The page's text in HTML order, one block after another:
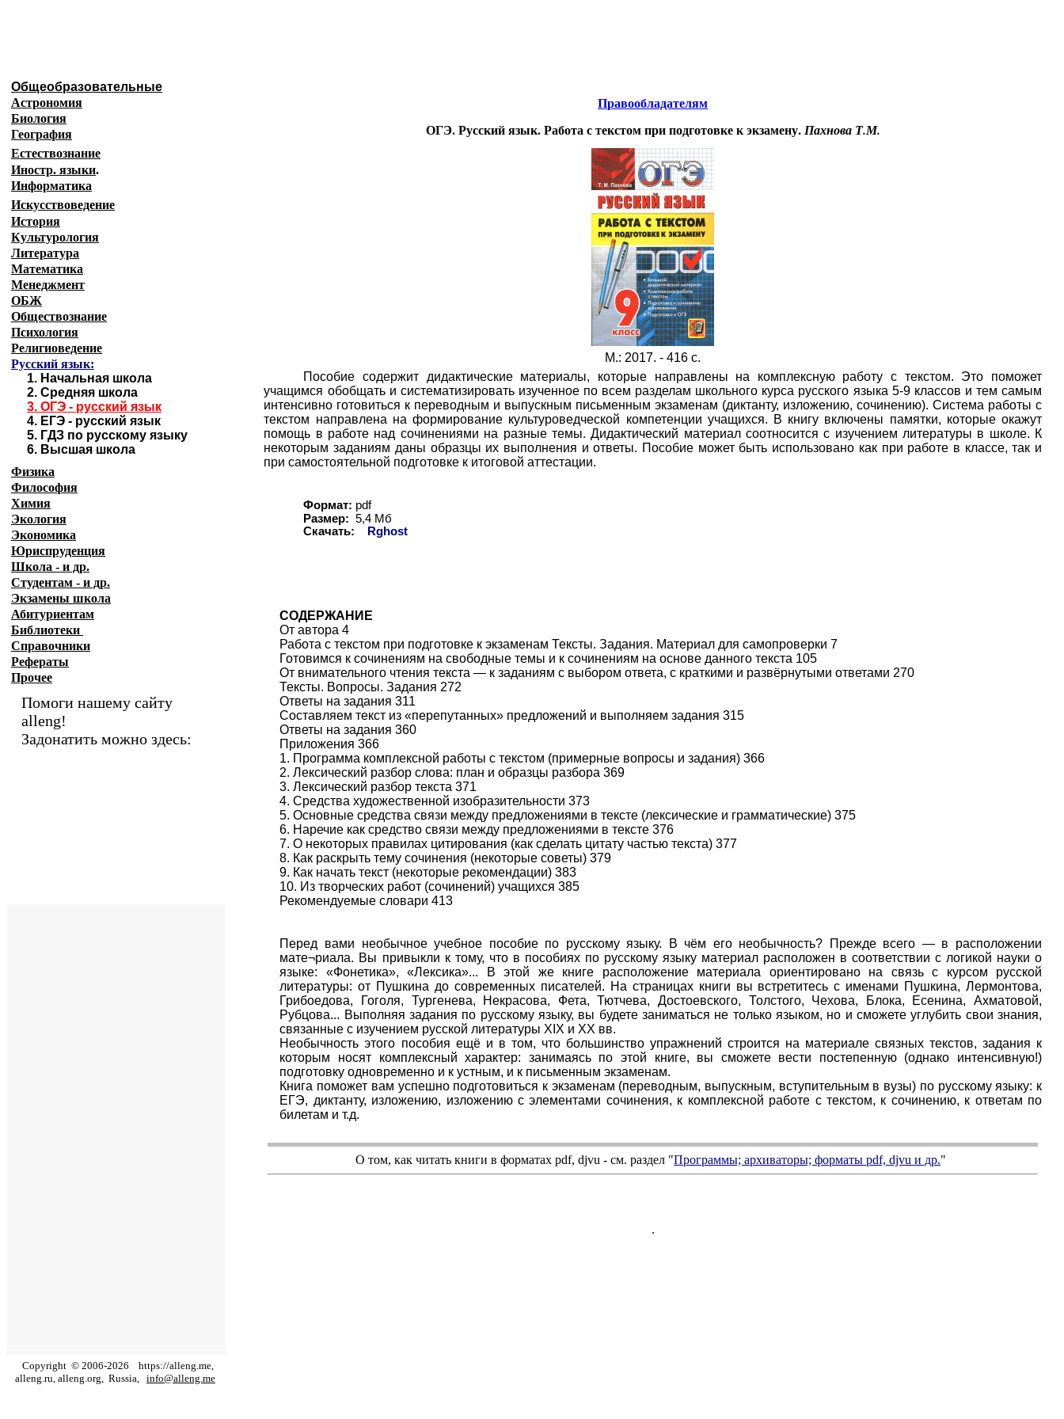
Правообладателям
ОГЭ. Русский язык. Работа с текстом при подготовке к экзамену.Пахнова Т.М.
М.: 2017. - 416 с.
Пособие содержит дидактические материалы, которые направлены на комплексную работу с текстом. Это поможет
учащимся обобщать и систематизировать изученное по всем разделам школьного курса русского языка 5-9 классов и тем самым
интенсивно готовиться к переводным и выпускным письменным экзаменам (диктанту, изложению, сочинению). Система работы с
текстом направлена на формирование культуроведческой компетенции учащихся. В книгу включены памятки, которые окажут
помощь в работе над сочинениями на разные темы. Дидактический материал соотносится с изучением литературы в школе. К
некоторым заданиям даны образцы их выполнения и ответы. Пособие может быть использовано как при работе в классе, так и
при самостоятельной подготовке к итоговой аттестации.
Формат: pdf
Размер: 5,4 Мб
Скачать:
Rghost
СОДЕРЖАНИЕ
От автора 4
Работа с текстом при подготовке к экзаменам Тексты. Задания. Материал для самопроверки 7
Готовимся к сочинениям на свободные темы и к сочинениям на основе данного текста 105
От внимательного чтения текста — к заданиям с выбором ответа, с краткими и развёрнутыми ответами 270
Тексты. Вопросы. Задания 272
Ответы на задания 311
Составляем текст из «перепутанных» предложений и выполняем задания 315
Ответы на задания 360
Приложения 366
1. Программа комплексной работы с текстом (примерные вопросы и задания) 366
2. Лексический разбор слова: план и образцы разбора 369
3. Лексический разбор текста 371
4. Средства художественной изобразительности 373
5. Основные средства связи между предложениями в тексте (лексические и грамматические) 375
6. Наречие как средство связи между предложениями в тексте 376
7. О некоторых правилах цитирования (как сделать цитату частью текста) 377
8. Как раскрыть тему сочинения (некоторые советы) 379
9. Как начать текст (некоторые рекомендации) 383
10. Из творческих работ (сочинений) учащихся 385
Рекомендуемые словари 413
Перед вами необычное учебное пособие по русскому языку. В чём его необычность? Прежде всего — в расположении
мате¬риала. Вы привыкли к тому, что в пособиях по русскому языку материал расположен в соответствии с логикой науки о
языке: «Фонетика», «Лексика»... В этой же книге расположение материала ориентировано на связь с курсом русской
литературы: от Пушкина до современных писателей. На страницах книги вы встретитесь с именами Пушкина, Лермонтова,
Грибоедова, Гоголя, Тургенева, Некрасова, Фета, Тютчева, Достоевского, Толстого, Чехова, Блока, Есенина, Ахматовой,
Рубцова... Выполняя задания по русскому языку, вы будете заниматься не только языком, но и сможете углубить свои знания,
связанные с изучением русской литературы XIX и XX вв.
Необычность этого пособия ещё и в том, что большинство упражнений строится на материале связных текстов, задания к
которым носят комплексный характер: занимаясь по этой книге, вы сможете вести постепенную (однако интенсивную!)
подготовку одновременно и к устным, и к письменным экзаменам.
Книга поможет вам успешно подготовиться к экзаменам (переводным, выпускным, вступительным в вузы) по русскому языку: к
ЕГЭ, диктанту, изложению, изложению с элементами сочинения, к комплексной работе с текстом, к сочинению, к ответам по
билетам и т.д.
О том, как читать книги в форматахpdf,djvu - см. раздел "Программы; архиваторы; форматыpdf, djvuи др."
.
Общеобразовательные
Астрономия
Биология
География
Естествознание
Иностр. языки.
Информатика
Искусствоведение
История
Культурология
Литература
Математика
Менеджмент
ОБЖ
Обществознание
Психология
Религиоведение
Русский язык:
1. Начальная школа
2. Средняя школа
3. ОГЭ - русский язык
4. ЕГЭ - русский язык
5. ГДЗ по русскому языку
6. Высшая школа
Физика
Философия
Химия
Экология
Экономика
Юриспруденция
Школа - и др.
Студентам - и др.
Экзамены школа
Абитуриентам
Библиотеки
Справочники
Рефераты
Прочее
Помоги нашему сайту
alleng!
Задонатить можно здесь:
Copyright © 2006-2026
https://alleng.me,
alleng.ru, alleng.org, Russia, info@alleng.me